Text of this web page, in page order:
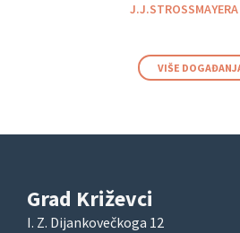
VIŠE
Grad Križevci
I. Z. Dijankovečkoga 12